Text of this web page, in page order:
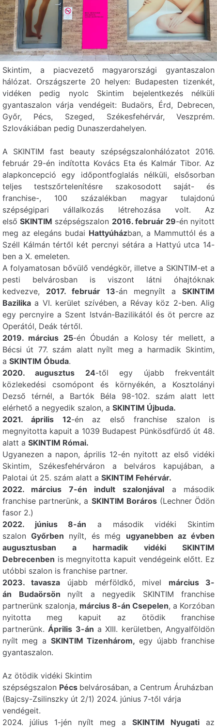
48.
SKINTIM
Fehérvár
8000
Székesfehérvár,
Palotai út 25.
+36 20
504 9985
SKINTIM
Boráros
1095 Budapest,
Lechner Ödön fasor
2.
+36 30
768 8628
SKINTIM
9022 Győr,
SKINTIM
Debrecen
4024 Debrecen,
Batthyány utca 3.
+36 20
456 0080
SKINTIM
Budaörs
2040 Budaörs,
Mátra utca 46.
+36 30
721 5582
Skintim
Csepel
Rákóczi Ferenc út
142.
+36 70
737 8777
Skintim
Tizenhárom
1139 Budapest,
Szegedi út 1.
+36 20
Skintim
Zugló
Bartl János utca 2/AB 428 3808
Skintim
Pécs
7622 Pécs, Bajcsy-
Zsilinszky u. 2/1
+36 70
542 7144
Skintim
Nyugati
1055 Budapest,
Bajcsy-Zsilinszky út
78.
06 20
425 5868
Skintim
1116 Budapest,
Barázda u. 5. B. ép. E.
06 30
Skintim
Veszprém
8200 Veszprém,
Egyetem utca 19.
06 30
431 4701
Skintim
Érd
2030 Érd,
Szabadság tér 12.
+36 30
577 0737
Skintim
Újpest
1042 Budapest,
+36 30
Skintim
Szeged
6722 Szeged,
Kálvária sugárút 22.
+36 20
288 8434
Skintim, a piacvezető magyarországi gyantaszalon
hálózat. Országszerte 20 helyen: Budapesten tizenkét,
vidéken pedig nyolc Skintim bejelentkezés nélküli
gyantaszalon várja vendégeit: Budaörs, Érd, Debrecen,
Győr, Pécs, Szeged, Székesfehérvár, Veszprém.
Szlovákiában pedig Dunaszerdahelyen.
A SKINTIM fast beauty szépségszalonhálózatot 2016.
február 29-én indította Kovács Eta és Kalmár Tibor. Az
alapkoncepció egy időpontfoglalás nélküli, elsősorban
teljes testszőrtelenítésre szakosodott saját- és
franchise-, 100 százalékban magyar tulajdonú
szépségipari vállalkozás létrehozása volt. Az
elsőSKINTIM szépségszalon 2016. február 29-én nyitott
meg az elegáns budai Hattyúházban, a Mammuttól és a
Széll Kálmán tértől két percnyi sétára a Hattyú utca 14-
ben a X. emeleten.
A folyamatosan bővülő vendégkör, illetve a SKINTIM-et a
pesti belvárosban is viszont látni óhajtóknak
kedvezve, 2017. február 13-án megnyílt aSKINTIM
Bazilikaa VI. kerület szívében, a Révay köz 2-ben. Alig
egy percnyire a Szent István-Bazilikától és öt percre az
Operától, Deák tértől.
2019. március 25-én Óbudán a Kolosy tér mellett, a
Bécsi út 77. szám alatt nyílt meg a harmadik Skintim,
a SKINTIM Óbuda.
2020. augusztus 24-től egy újabb frekventált
közlekedési csomópont és környékén, a Kosztolányi
Dezső térnél, a Bartók Béla 98-102. szám alatt lett
elérhető a negyedik szalon, a SKINTIM Újbuda.
2021. április 12-én az első franchise szalon is
megnyitotta kapuit a 1039 Budapest Pünkösdfürdő út 48.
alatt a SKINTIM Római.
Ugyanezen a napon, április 12-én nyitott az első vidéki
Skintim, Székesfehérváron a belváros kapujában, a
Palotai út 25. szám alatt a SKINTIM Fehérvár.
2022. március 7-én indult szalonjával a második
franchise partnerünk, a SKINTIM Boráros(Lechner Ödön
fasor 2.)
2022. június 8-án a második vidéki Skintim
szalonGyőrben nyílt, és még ugyanebben az évben
augusztusban a harmadik vidéki SKINTIM
Debrecenben is megnyitotta kapuit vendégeink előtt. Ez
utóbbi szalon is franchise partner.
2023. tavasza újabb mérföldkő, mivel március 3-
án
Budaörsön nyílt a negyedik SKINTIM franchise
partnerünk szalonja, március 8-án Csepelen, a Korzóban
nyitotta meg kapuit az ötödik franchise
partnerünk. Április 3-án a XIII. kerületben, Angyalföldön
nyílt meg a SKINTIM Tizenhárom, egy újabb franchise
gyantaszalon.
Az ötödik vidéki Skintim
szépségszalon Pécs belvárosában, a Centrum Áruházban
(Bajcsy-Zsilinszky út 2/1) 2024. június 7-től várja
vendégeit.
2024. július 1-jén nyílt meg aSKINTIM Nyugati az